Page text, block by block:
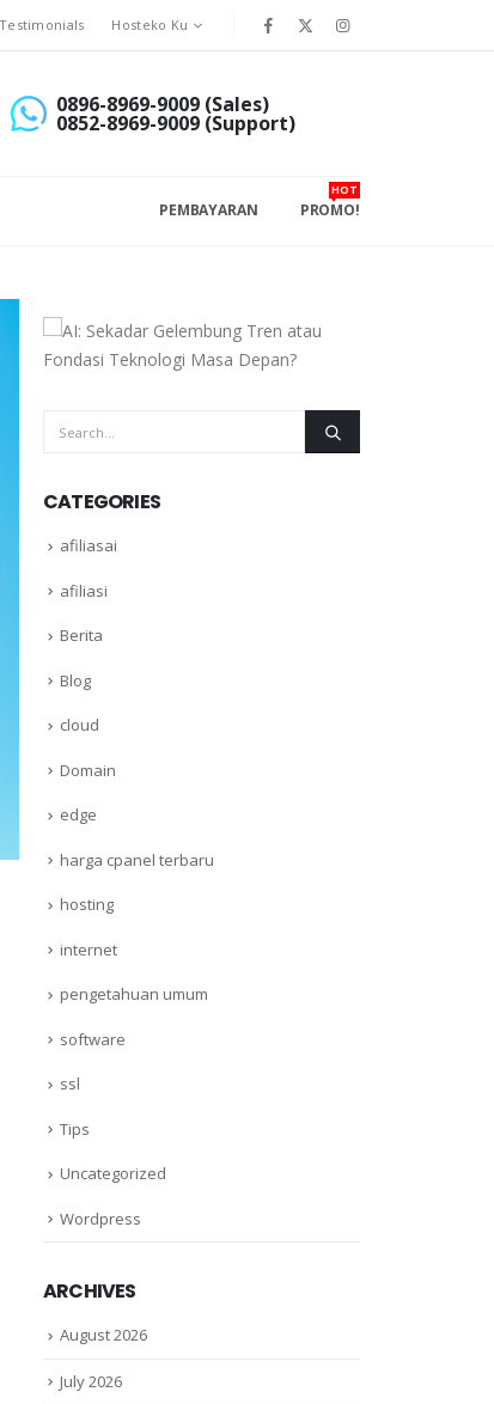
Testimonials Hosteko Ku
0896-8969-9009 (Sales)
0852-8969-9009 (Support)
PEMBAYARAN PROMO!
HOT
CATEGORIES
afiliasai
afiliasi
Berita
Blog
cloud
Domain
edge
harga cpanel terbaru
hosting
internet
pengetahuan umum
software
ssl
Tips
Uncategorized
Wordpress
ARCHIVES
August 2026
July 2026